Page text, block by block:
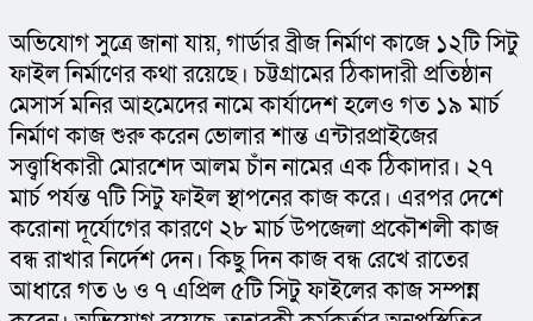
অভিযোগ সুত্রে জানা যায়, গার্ডার ব্রীজ নির্মাণ কাজে ১২টি সিটু
ফাইল নির্মাণের কথা রয়েছে। চট্টগ্রামের ঠিকাদারী প্রতিষ্ঠান
মেসার্স মনির আহমেদের নামে কার্যাদেশ হলেও গত ১৯ মার্চ
নির্মাণ কাজ শুরু করেন ভোলার শান্ত এন্টারপ্রাইজের
সত্ত্বাধিকারী মোরশেদ আলম চাঁন নামের এক ঠিকাদার। ২৭
মার্চ পর্যন্ত ৭টি সিটু ফাইল স্থাপনের কাজ করে। এরপর দেশে
করোনা দূর্যোগের কারণে ২৮ মার্চ উপজেলা প্রকৌশলী কাজ
বন্ধ রাখার নির্দেশ দেন। কিছু দিন কাজ বন্ধ রেখে রাতের
আধারে গত ৬ ও ৭ এপ্রিল ৫টি সিটু ফাইলের কাজ সম্পন্ন